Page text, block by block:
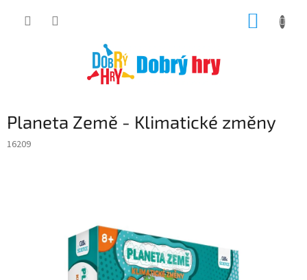
Planeta Země - Klimatické změny
16209